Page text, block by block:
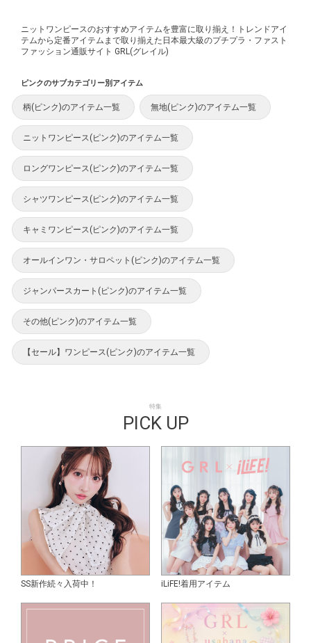
ニットワンピースのおすすめアイテムを豊富に取り揃え！トレンドアイ
テムから定番アイテムまで取り揃えた日本最大級のプチプラ・ファスト
ファッション通販サイト GRL(グレイル)
ピンクのサブカテゴリー別アイテム
柄(ピンク)のアイテム一覧 無地(ピンク)のアイテム一覧
ニットワンピース(ピンク)のアイテム一覧
ロングワンピース(ピンク)のアイテム一覧
シャツワンピース(ピンク)のアイテム一覧
キャミワンピース(ピンク)のアイテム一覧
オールインワン・サロペット(ピンク)のアイテム一覧
ジャンパースカート(ピンク)のアイテム一覧
その他(ピンク)のアイテム一覧
【セール】ワンピース(ピンク)のアイテム一覧
特集
PICK UP
SS新作続々入荷中！ iLiFE!着用アイテム